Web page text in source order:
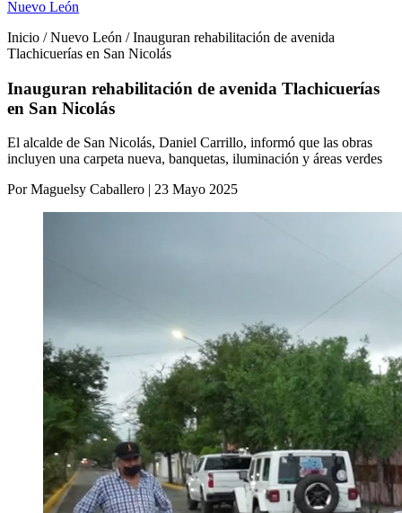
Nuevo León
Inicio / Nuevo León / Inauguran rehabilitación de avenida
Tlachicuerías en San Nicolás
Inauguran rehabilitación de avenida Tlachicuerías
en San Nicolás
El alcalde de San Nicolás, Daniel Carrillo, informó que las obras
incluyen una carpeta nueva, banquetas, iluminación y áreas verdes
Por Maguelsy Caballero | 23 Mayo 2025